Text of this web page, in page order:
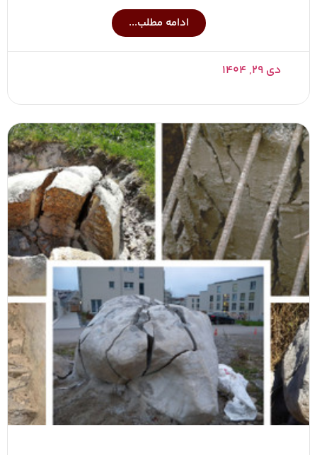
ادامه مطلب...
دی ۲۹, ۱۴۰۴